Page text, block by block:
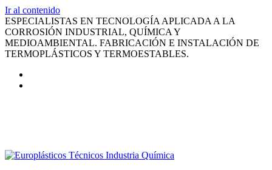
Ir al contenido
ESPECIALISTAS EN TECNOLOGÍA APLICADA A LA
CORROSIÓN INDUSTRIAL, QUÍMICA Y
MEDIOAMBIENTAL. FABRICACIÓN E INSTALACIÓN DE
TERMOPLÁSTICOS Y TERMOESTABLES.